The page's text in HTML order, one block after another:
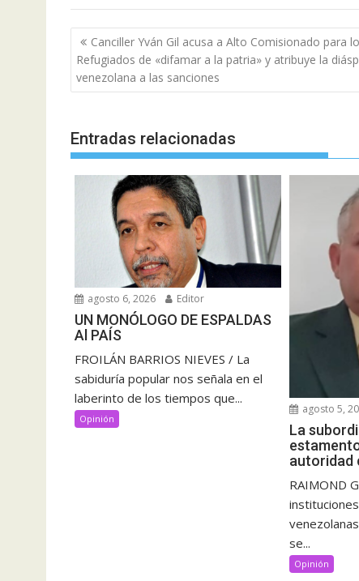
Navegación
de
entradas
Canciller Yván Gil acusa a Alto Comisionado para
Refugiados de «difamar a la patria» y atribuye la
venezolana a las sanciones
Entradas relacionadas
agosto 6, 2026 Editor
UN MONÓLOGO DE ESPALDAS
Al PAÍS
FROILÁN BARRIOS NIEVES / La
sabiduría popular nos señala en el
laberinto de los tiempos que...
Opinión
agosto 5,
La
autoridad
RAIMOND
se...
Opinión